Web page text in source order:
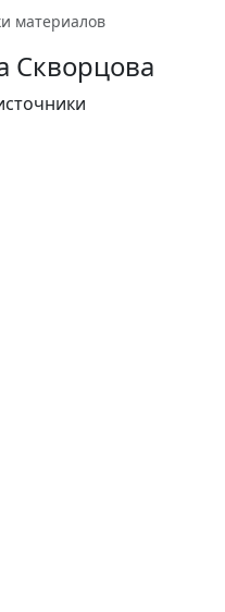
материалов
Скворцова